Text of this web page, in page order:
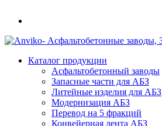
Каталог продукции
Асфальтобетонный заводы
Запасные части для АБЗ
Литейные изделия для АБЗ
Модернизация АБЗ
Перевод на 5 фракций
Конвейерная лента АБЗ